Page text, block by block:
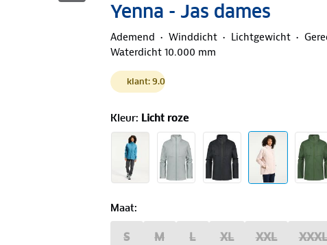
Yenna - Jas dames
Ademend Winddicht Lichtgewicht
Waterdicht 10.000 mm
klant: 9.0
Kleur: Licht roze
Maat:
S M L XL XXL XXXL